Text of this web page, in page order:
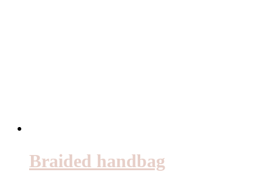
Braided handbag